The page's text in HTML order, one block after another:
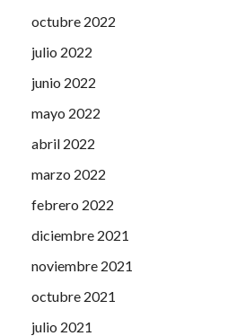
octubre 2022
julio 2022
junio 2022
mayo 2022
abril 2022
marzo 2022
febrero 2022
diciembre 2021
noviembre 2021
octubre 2021
julio 2021